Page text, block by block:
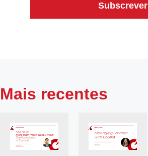
Subscrever
Mais recentes